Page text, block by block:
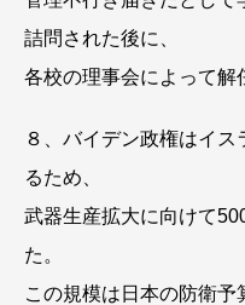
詰問された後に、
各校の理事会によって解
８、バイデン政権はイ
るため、
武器生産拡大に向けて
た。
この規模は日本の防衛予